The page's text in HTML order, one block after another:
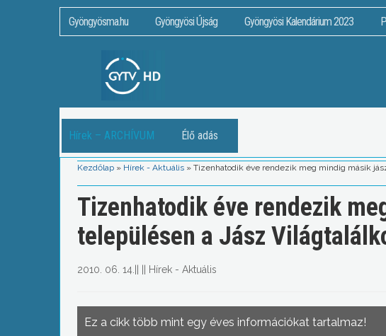
Gyöngyösma.hu Gyöngyösi Újság Gyöngyösi Kalendárium 2023
Hírek – ARCHÍVUM Élő adás
Kezdőlap » Hírek - Aktuális » Tizenhatodik éve rendezik meg mindig másik
Tizenhatodik éve rendezik
településen a Jász
2010. 06. 14. Hírek - Aktuális
Ez a cikk több mint egy éves információkat tartalmaz!